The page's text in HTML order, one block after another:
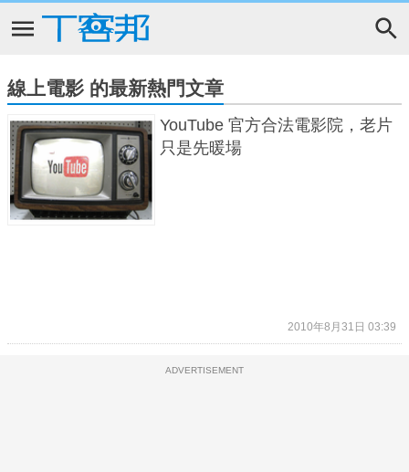
線上電影 的最新熱門文章
YouTube 官方合法電影院，老片
只是先暖場
2010年8月31日 03:39
ADVERTISEMENT